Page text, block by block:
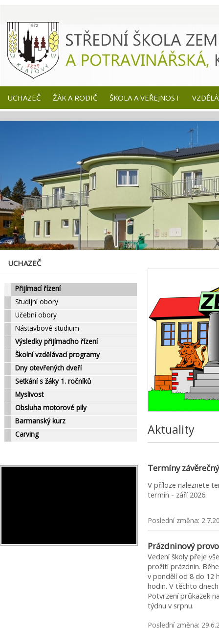
UCHAZEČ ŽÁK A RODIČ ŠKOLA A VEŘEJNOST
UCHAZEČ
Přijímací řízení
Studijní obory
Učební obory
Nástavbové studium
Výsledky přijímacího řízení
Školní vzdělávací programy
Dny otevřených dveří
Setkání s žáky 1. ročníků
Myslivost
Obsluha motorové pily
Barmanský kurz
Carving
Aktuality
Termíny
V příloze naleznete
termín - září 2026.
Poslední změna:
Prázdninový
Vedení školy přeje
prožití prázdnin.
v pondělí od 8 do 12
hodin. V těchto
Potvrzení průkazek
týdnu v srpnu.
Poslední změna: